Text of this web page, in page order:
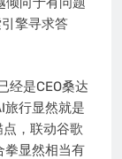
擎寻求答
经是CEO桑达
旅行显然就是
，联动谷歌
拳显然相当有